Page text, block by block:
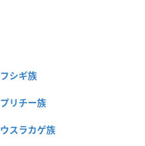
フシギ族
プリチー族
ウスラカゲ族